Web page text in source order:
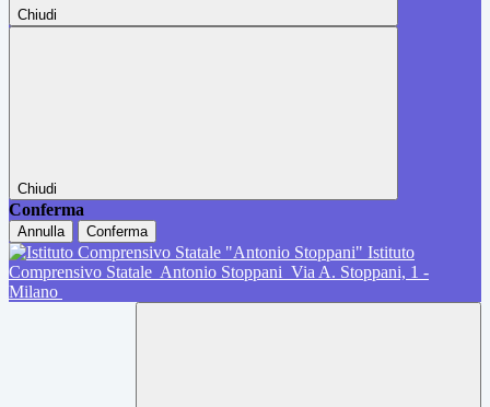
Chiudi
Chiudi
Conferma
Annulla Conferma
Istituto
Comprensivo Statale Antonio Stoppani Via A. Stoppani, 1 -
Milano